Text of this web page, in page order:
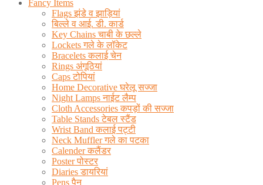
Fancy Items
Flags झंडे व झाड़ियां
बिल्ले व आई. डी. कार्ड
Key Chains चाबी के छल्ले
Lockets गले के लॉकेट
Bracelets कलाई चेन
Rings अंगूठियां
Caps टोपियां
Home Decorative घरेलू सज्जा
Night Lamps नाईट लैम्प
Cloth Accessories कपड़ों की सज्जा
Table Stands टेबल स्टैंड
Wrist Band कलाई पट्टी
Neck Muffler गले का पटका
Calender कलैंडर
Poster पोस्टर
Diaries डायरियां
Pens पैन